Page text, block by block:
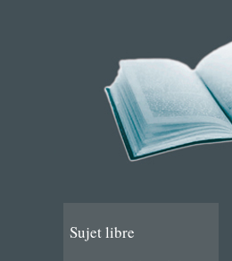
Sujet libre